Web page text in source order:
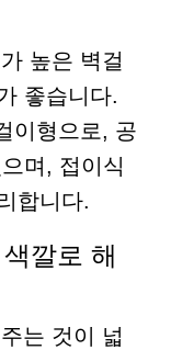
높은 벽걸
좋습니다.
이형으로, 공
며, 접이식
합니다.
깔로 해
는 것이 넓